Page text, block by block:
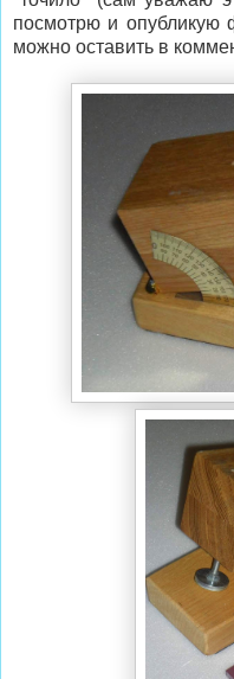
посмотрю и опубликую
можно оставить в